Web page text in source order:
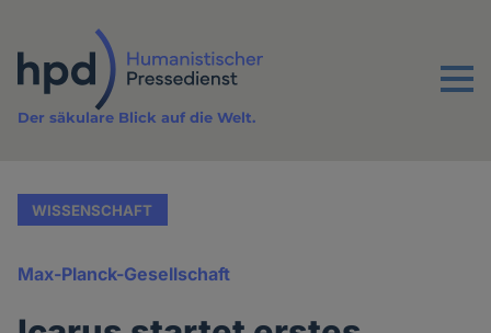
Inhalt
Menu
Der säkulare Blick auf die Welt.
WISSENSCHAFT
Max-Planck-Gesellschaft